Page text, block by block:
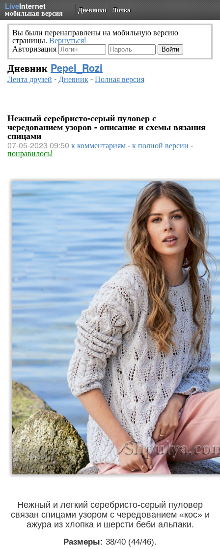
LiveInternet
мобильная версия Дневники Личка
Вы были перенаправлены на мобильную версию
страницы. Вернуться!
Авторизация
Дневник Pepel_Rozi
Лента друзей -Дневник-Полная версия
Нежный серебристо-серый пуловер с
чередованием узоров - описание и схемы вязания
спицами
07-05-2023 09:50 к комментариям-к полной версии -
понравилось!
Нежный и легкий серебристо-серый пуловер
связан спицами узором с чередованием «кос» и
ажура из хлопка и шерсти беби альпаки.
Размеры: 38/40 (44/46).